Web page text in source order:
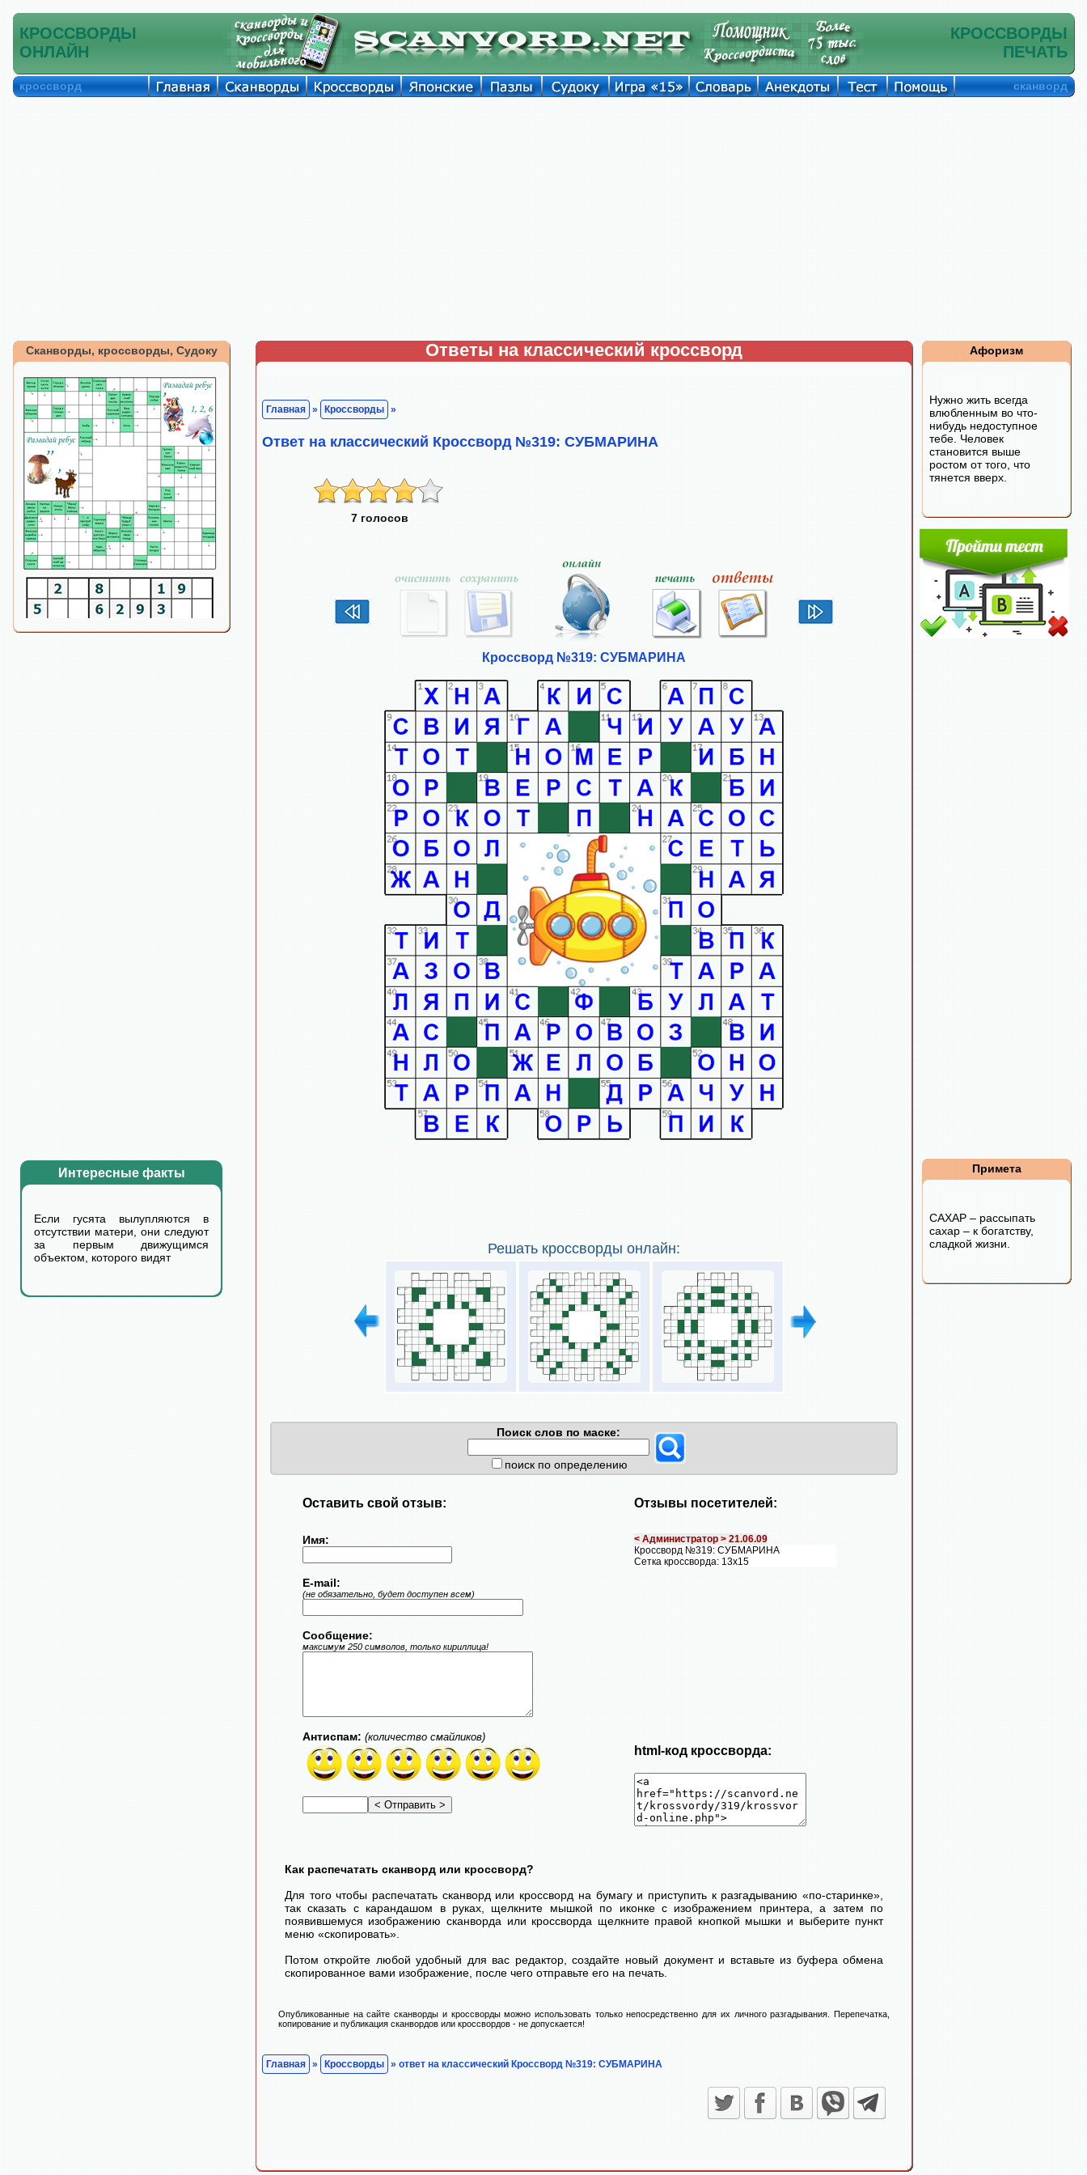
КРОССВОРДЫ
ОНЛАЙН
КРОССВОРДЫ
ПЕЧАТЬ
кроссворд сканворд
Сканворды, кроссворды, Судоку
Интересные факты
Если гусята вылупляются в
отсутствии матери, они следуют
за первым движущимся
объектом, которого видят
Ответы на классический кроссворд
Главная » Кроссворды »
Ответ на классический Кроссворд №319: СУБМАРИНА
7 голосов
Кроссворд №319: СУБМАРИНА
Решать кроссворды онлайн:
Поиск слов по маске:
поиск по определению
Оставить свой отзыв: Отзывы посетителей:
Имя:
E-mail:
(не обязательно, будет доступен всем)
Сообщение:
максимум 250 символов, только кириллица!
Антиспам: (количество смайликов)
< Администратор > 21.06.09
Кроссворд №319: СУБМАРИНА
Сетка кроссворда: 13х15
html-код кроссворда:
Как распечатать сканворд или кроссворд?
Для того чтобы распечатать сканворд или кроссворд на бумагу и приступить к разгадыванию «по-старинке»,
так сказать с карандашом в руках, щелкните мышкой по иконке с изображением принтера, а затем по
появившемуся изображению сканворда или кроссворда щелкните правой кнопкой мышки и выберите пункт
меню «скопировать».
Потом откройте любой удобный для вас редактор, создайте новый документ и вставьте из буфера обмена
скопированное вами изображение, после чего отправьте его на печать.
Опубликованные на сайте сканворды и кроссворды можно использовать только непосредственно для их личного разгадывания. Перепечатка,
копирование и публикация сканвордов или кроссвордов - не допускается!
Главная » Кроссворды » ответ на классический Кроссворд №319: СУБМАРИНА
Афоризм
Нужно жить всегда
влюбленным во что-
нибудь недоступное
тебе. Человек
становится выше
ростом от того, что
тянется вверх.
Примета
САХАР – рассыпать
сахар – к богатству,
сладкой жизни.